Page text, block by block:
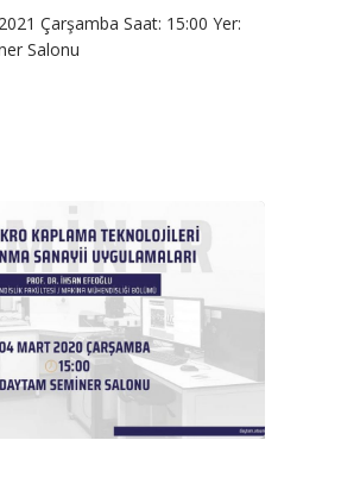
Çarşamba Saat: 15:00 Yer:
Salonu